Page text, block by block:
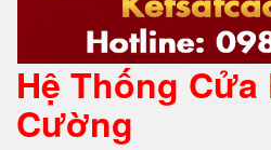
Hệ Thống Cửa
Cường